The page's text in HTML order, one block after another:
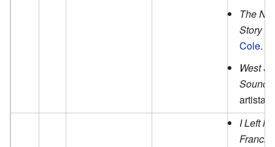
The
Story
Cole.
West
artistas.
I Left